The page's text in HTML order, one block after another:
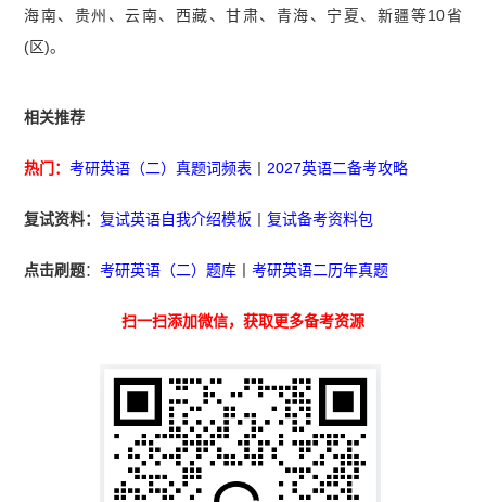
海南、贵州、云南、西藏、甘肃、青海、宁夏、新疆等10省
(区)。
相关推荐
热门：考研英语（二）真题词频表 2027英语二备考攻略
复试资料：复试英语自我介绍模板 丨复试备考资料包
点击刷题：考研英语（二）题库 丨考研英语二历年真题
扫一扫添加微信，获取更多备考资源